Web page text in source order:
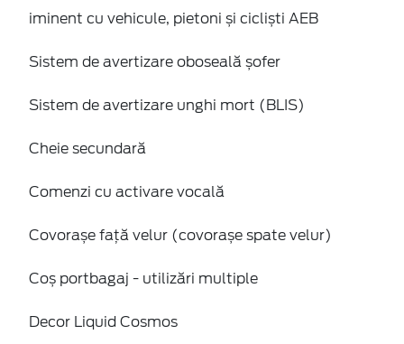
iminent cu vehicule, pietoni și cicliști AEB
Sistem de avertizare oboseală șofer
Sistem de avertizare unghi mort (BLIS)
Cheie secundară
Comenzi cu activare vocală
Covorașe față velur (covorașe spate velur)
Coș portbagaj - utilizări multiple
Decor Liquid Cosmos